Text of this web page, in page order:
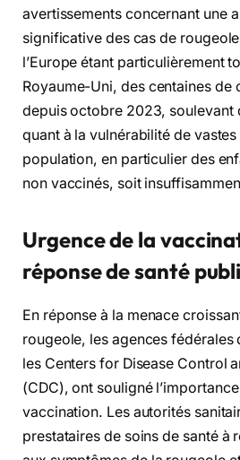
avertissements concernant une
significative des cas de
l’Europe étant particulièrement
Royaume-Uni, des centaines de
depuis octobre 2023, soulevant
quant à la vulnérabilité de
population, en particulier des
non vaccinés, soit
Urgence de la
réponse de santé
En réponse à la menace
rougeole, les agences fédérales
les Centers for Disease Control
(CDC), ont souligné
vaccination. Les autorités
prestataires de soins de santé à